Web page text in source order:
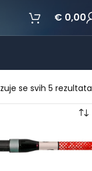
€ 0,00
se svih 5 rezultata